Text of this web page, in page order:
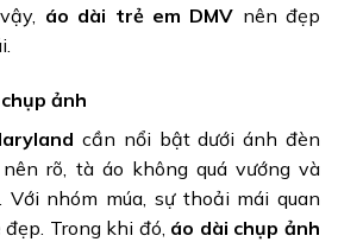
áo dài trẻ em DMV nên đẹp
ảnh
cần nổi bật dưới ánh đèn
rõ, tà áo không quá vướng và
Với nhóm múa, sự thoải mái quan
Trong khi đó, áo dài chụp ảnh